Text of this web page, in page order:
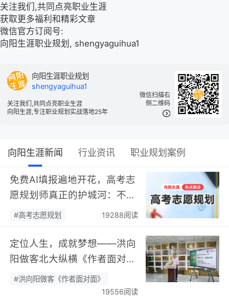
关注我们,共同点亮职业生涯
获取更多福利和精彩文章
微信官方订阅号:
向阳生涯职业规划, shengyaguihua1
微信扫描右
侧二维码
向阳生涯职业规划
shengyaguihua1
关注我们,共同点亮职业生涯
向阳生涯,专注职业规划实战落地25年
向阳生涯新闻 行业资讯 职业规划案例
免费AI填报遍地开花，高考志
愿规划师真正的护城河：不靠
数据，靠“人”…
#高考志愿规划 19288阅读
定位人生，成就梦想——洪向
阳做客北大纵横《作者面对
面》开展职业规划专题分享…
#洪向阳做客《作者面对面》
19556阅读